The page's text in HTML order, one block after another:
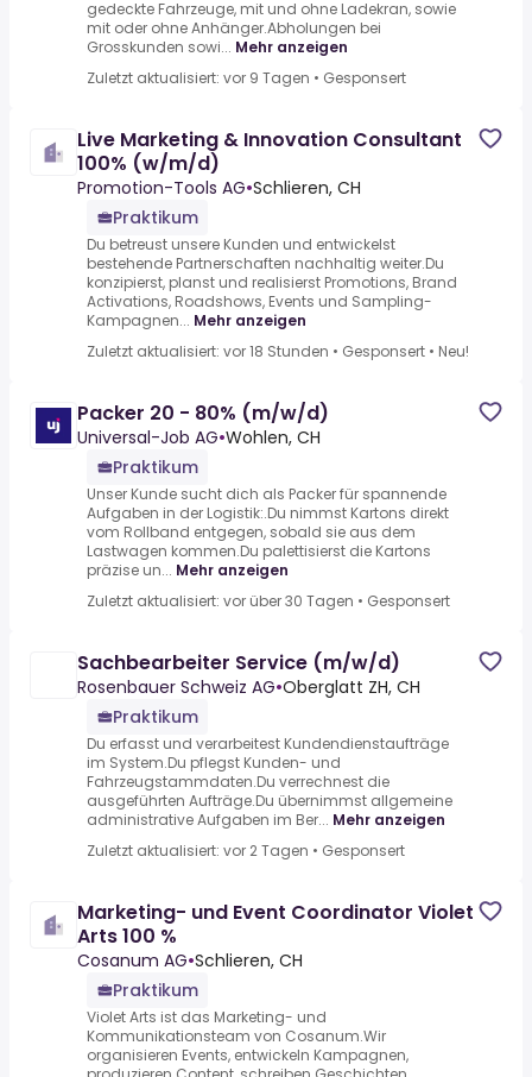
gedeckte Fahrzeuge, mit und ohne Ladekran, sowie
mit oder ohne Anhänger.Abholungen bei
Grosskunden sowi... Mehr anzeigen
Zuletzt aktualisiert: vor 9 Tagen • Gesponsert
Live Marketing & Innovation Consultant
100% (w/m/d)
Promotion-Tools AG•Schlieren, CH
Praktikum
Du betreust unsere Kunden und entwickelst
bestehende Partnerschaften nachhaltig weiter.Du
konzipierst, planst und realisierst Promotions, Brand
Activations, Roadshows, Events und Sampling-
Kampagnen... Mehr anzeigen
Zuletzt aktualisiert: vor 18 Stunden • Gesponsert • Neu!
Packer 20 - 80% (m/w/d)
Universal-Job AG•Wohlen, CH
Praktikum
Unser Kunde sucht dich als Packer für spannende
Aufgaben in der Logistik:.Du nimmst Kartons direkt
vom Rollband entgegen, sobald sie aus dem
Lastwagen kommen.Du palettisierst die Kartons
präzise un... Mehr anzeigen
Zuletzt aktualisiert: vor über 30 Tagen • Gesponsert
Sachbearbeiter Service (m/w/d)
Rosenbauer Schweiz AG•Oberglatt ZH, CH
Praktikum
Du erfasst und verarbeitest Kundendienstaufträge
im System.Du pflegst Kunden- und
Fahrzeugstammdaten.Du verrechnest die
ausgeführten Aufträge.Du übernimmst allgemeine
administrative Aufgaben im Ber... Mehr anzeigen
Zuletzt aktualisiert: vor 2 Tagen • Gesponsert
Marketing- und Event Coordinator Violet
Arts 100 %
Cosanum AG•Schlieren, CH
Praktikum
Violet Arts ist das Marketing- und
Kommunikationsteam von Cosanum.Wir
organisieren Events, entwickeln Kampagnen,